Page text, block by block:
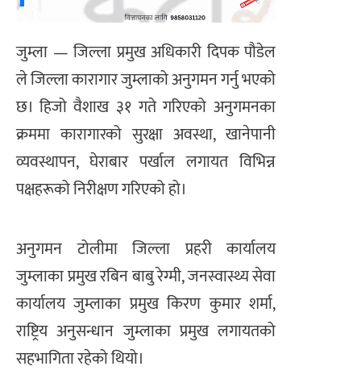
जुम्ला — जिल्ला प्रमुख अधिकारी दिपक पौडेल
ले जिल्ला कारागार जुम्लाको अनुगमन गर्नु भएको
छ। हिजो वैशाख ३१ गते गरिएको अनुगमनका
क्रममा कारागारको सुरक्षा अवस्था, खानेपानी
व्यवस्थापन, घेराबार पर्खाल लगायत विभिन्न
पक्षहरूको निरीक्षण गरिएको हो।
अनुगमन टोलीमा जिल्ला प्रहरी कार्यालय
जुम्लाका प्रमुख रबिन बाबु रेग्मी, जनस्वास्थ्य सेवा
कार्यालय जुम्लाका प्रमुख किरण कुमार शर्मा,
राष्ट्रिय अनुसन्धान जुम्लाका प्रमुख लगायतको
सहभागिता रहेको थियो।